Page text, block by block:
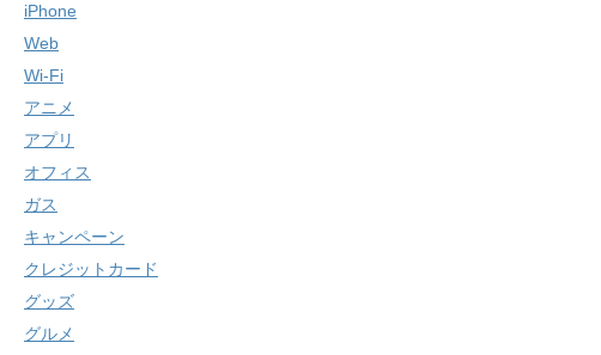
iPhone
Web
Wi-Fi
アニメ
アプリ
オフィス
ガス
キャンペーン
クレジットカード
グッズ
グルメ